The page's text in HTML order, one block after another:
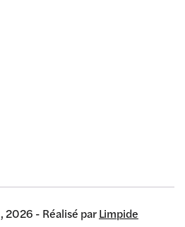
- Réalisé parLimpide